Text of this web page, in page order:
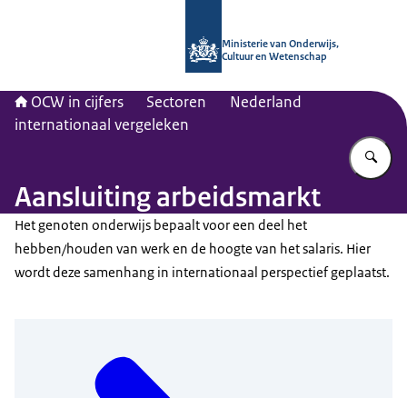
Ministerie van Onderwijs,
Cultuur en Wetenschap
OCW in cijfers Sectoren
Nederland
internationaal vergeleken
Aansluiting arbeidsmarkt
Het genoten onderwijs bepaalt voor een deel het
hebben/houden van werk en de hoogte van het salaris. Hier
wordt deze samenhang in internationaal perspectief geplaatst.